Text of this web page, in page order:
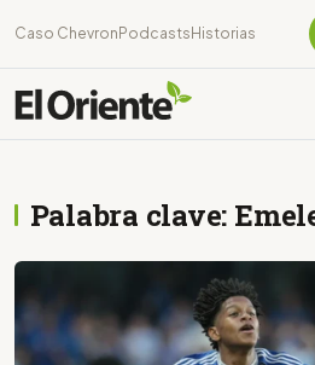
Caso Chevron Podcasts Historias
Palabra clave: